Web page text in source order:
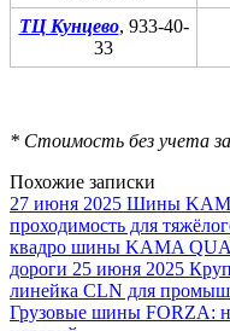
ТЦ Кунцево, 933-40-
33
* Стоимость без учета
Похожие записки
27 июня 2025 Шины
проходимость для
квадро шины KAMA
дороги 25 июня 2025
линейка CLN для
Грузовые шины FORZA: